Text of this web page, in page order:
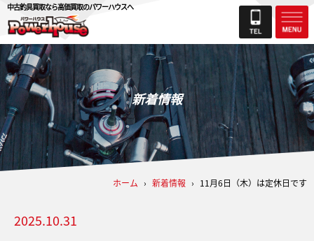
中古釣具買取なら高価買取のパワーハウスへ
新着情報
ホーム › 新着情報 › 11月6日（木）は定休日です
2025.10.31